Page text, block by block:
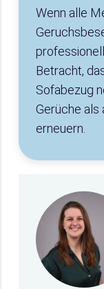
Wenn alle
Betracht,
Sofabezug
Gerüche als
erneuern.